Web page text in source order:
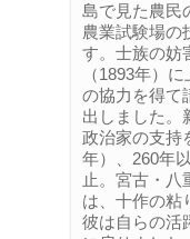
島で見た農民
農業試験場の
す。士族の妨
（1893年）
の協力を得て
出しました。
政治家の支持
年）、260年
止。宮古・八
は、十作の粘
彼は自らの活